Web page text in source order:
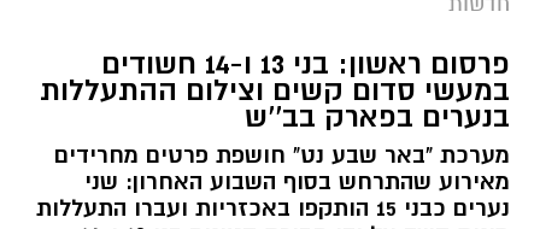
מג"ב ממשיכים להנחית מכות על תשתיות
הפשיעה בנגב, עם שתי תפיסות משמעותיות
ביממות האחרונות. במסגרת פעילות סמויה
שנערכה על ידי כוחות מג"ב יחד עם שוטרי ימ"ר
דרום, אותר רכב חשוד בצומת בית קמה.
אמו של אחד הקורבנות: "הבן שלי עבר דברים
הביתה". תוך ימים ספורים: צפוי כתב אישום נגד
התוקפים.
רותם שרון / 15:41 06.08.26
קרא עוד
אולי יעניין אותך גם